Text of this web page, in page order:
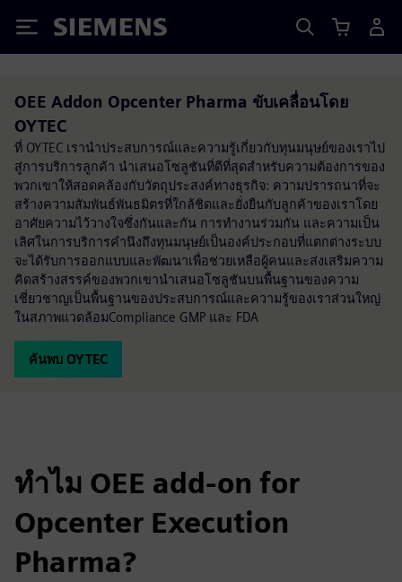
Siemens
OEE Addon Opcenter Pharma ขับเคลื่อนโดย
OYTEC
ที่ OYTEC เรานำประสบการณ์และความรู้เกี่ยวกับทุนมนุษย์ของเราไป
สู่การบริการลูกค้า นำเสนอโซลูชันที่ดีที่สุดสำหรับความต้องการของ
พวกเขาให้สอดคล้องกับวัตถุประสงค์ทางธุรกิจ: ความปรารถนาที่จะ
สร้างความสัมพันธ์พันธมิตรที่ใกล้ชิดและยั่งยืนกับลูกค้าของเราโดย
อาศัยความไว้วางใจซึ่งกันและกัน การทำงานร่วมกัน และความเป็น
เลิศในการบริการคำนึงถึงทุนมนุษย์เป็นองค์ประกอบที่แตกต่างระบบ
จะได้รับการออกแบบและพัฒนาเพื่อช่วยเหลือผู้คนและส่งเสริมความ
คิดสร้างสรรค์ของพวกเขานำเสนอโซลูชันบนพื้นฐานของความ
เชี่ยวชาญเป็นพื้นฐานของประสบการณ์และความรู้ของเราส่วนใหญ่
ในสภาพแวดล้อมCompliance GMP และ FDA
ค้นพบ OYTEC
ทำไม OEE add-on for
Opcenter Execution
Pharma?